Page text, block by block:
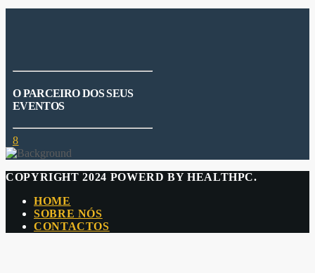
O PARCEIRO DOS SEUS
EVENTOS
COPYRIGHT 2024 POWERD BY HEALTHPC.
HOME
SOBRE NÓS
CONTACTOS